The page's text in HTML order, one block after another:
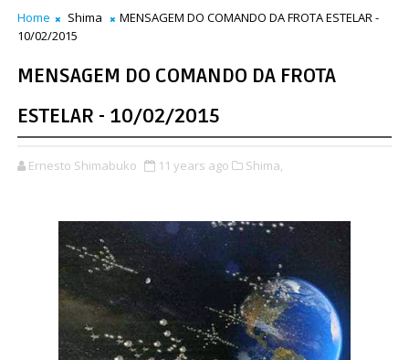
Home Shima
MENSAGEM DO COMANDO DA FROTA ESTELAR -
10/02/2015
MENSAGEM DO COMANDO DA FROTA
ESTELAR - 10/02/2015
Ernesto Shimabuko 11 years ago Shima,